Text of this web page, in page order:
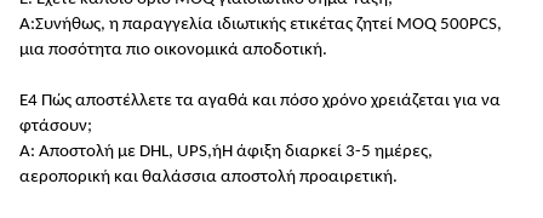
Α:Συνήθως, η παραγγελία ιδιωτικής ετικέτας ζητεί MOQ 500PCS,
μια ποσότητα πιο οικονομικά αποδοτική.
Ε4 Πώς αποστέλλετε τα αγαθά και πόσο χρόνο χρειάζεται για να
φτάσουν;
Α: Αποστολή με DHL, UPS,ήΗ άφιξη διαρκεί 3-5 ημέρες,
αεροπορική και θαλάσσια αποστολή προαιρετική.